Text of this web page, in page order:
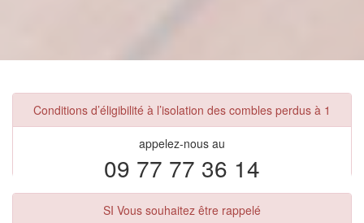
Conditions d’éligibilité à l’isolation des combles perdus à 1
appelez-nous au
09 77 77 36 14
SI Vous souhaitez être rappelé